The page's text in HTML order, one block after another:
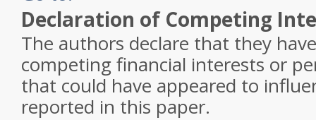
Declaration of Competing
The authors declare that they
competing financial interests or
that could have appeared to
reported in this paper.